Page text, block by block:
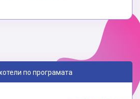
по програмата